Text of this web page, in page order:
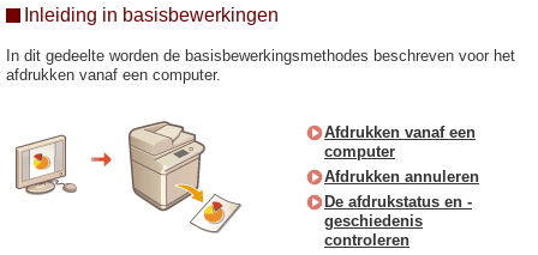
Inleiding in basisbewerkingen
In dit gedeelte worden de basisbewerkingsmethodes beschreven voor het
afdrukken vanaf een computer.
Afdrukken vanaf een
computer
Afdrukken annuleren
De afdrukstatus en -
geschiedenis
controleren